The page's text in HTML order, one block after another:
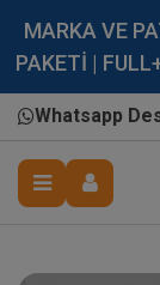
MARKA VE
PAKETİ |
Whatsapp